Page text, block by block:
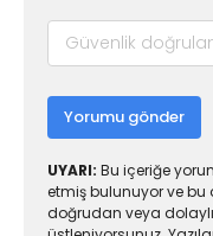
Yorumu gönder
UYARI: Bu içeriğe
etmiş bulunuyor ve bu
doğrudan veya